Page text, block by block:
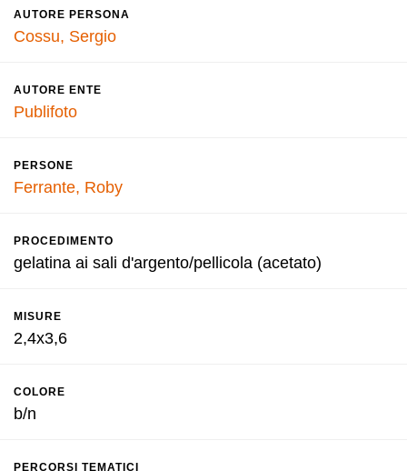
AUTORE PERSONA
Cossu, Sergio
AUTORE ENTE
Publifoto
PERSONE
Ferrante, Roby
PROCEDIMENTO
gelatina ai sali d'argento/pellicola (acetato)
MISURE
2,4x3,6
COLORE
b/n
PERCORSI TEMATICI